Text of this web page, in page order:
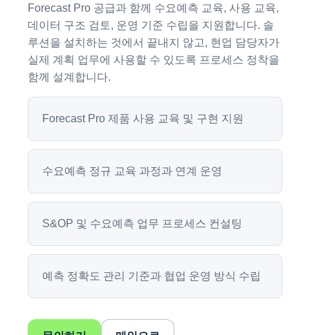
Forecast Pro 공급과 함께 수요예측 교육, 사용 교육,
데이터 구조 검토, 운영 기준 수립을 지원합니다. 솔
루션을 설치하는 것에서 끝내지 않고, 현업 담당자가
실제 계획 업무에 사용할 수 있도록 프로세스 정착을
함께 설계합니다.
Forecast Pro 제품 사용 교육 및 구현 지원
수요예측 정규 교육 과정과 연계 운영
S&OP 및 수요예측 업무 프로세스 컨설팅
예측 정확도 관리 기준과 협업 운영 방식 수립